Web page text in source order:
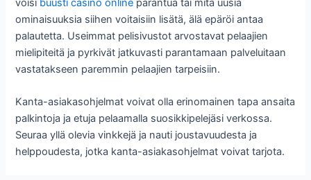
voisi buusti casino online parantua tai mitä uusia
ominaisuuksia siihen voitaisiin lisätä, älä epäröi antaa
palautetta. Useimmat pelisivustot arvostavat pelaajien
mielipiteitä ja pyrkivät jatkuvasti parantamaan palveluitaan
vastatakseen paremmin pelaajien tarpeisiin.
Kanta-asiakasohjelmat voivat olla erinomainen tapa ansaita
palkintoja ja etuja pelaamalla suosikkipelejäsi verkossa.
Seuraa yllä olevia vinkkejä ja nauti joustavuudesta ja
helppoudesta, jotka kanta-asiakasohjelmat voivat tarjota.